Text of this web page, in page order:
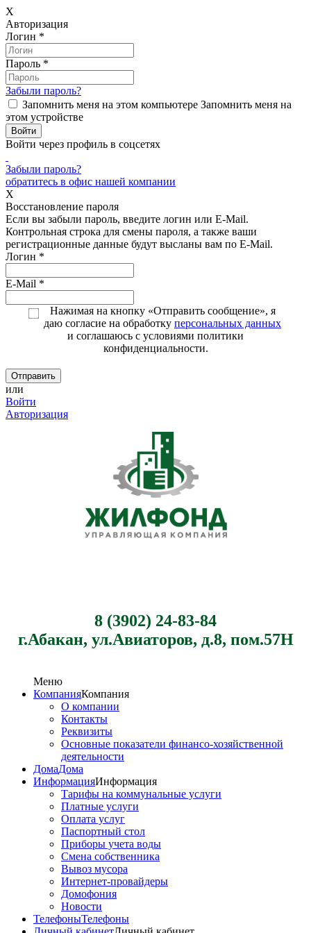
X
Авторизация
Логин *
Пароль *
Забыли пароль?
Запомнить меня на этом компьютере Запомнить меня на
этом устройстве
Войти через профиль в соцсетях
Забыли пароль?
обратитесь в офис нашей компании
X
Восстановление пароля
Если вы забыли пароль, введите логин или E-Mail.
Контрольная строка для смены пароля, а также ваши
регистрационные данные будут высланы вам по E-Mail.
Логин *
E-Mail *
Нажимая на кнопку «Отправить сообщение», я
даю согласие на обработку персональных данных
и соглашаюсь c условиями политики
конфиденциальности.
или
Войти
Авторизация
8 (3902) 24-83-84
г.Абакан, ул.Авиаторов, д.8, пом.57Н
Меню
КомпанияКомпания
О компании
Контакты
Реквизиты
Основные показатели финансо-хозяйственной
деятельности
ДомаДома
ИнформацияИнформация
Тарифы на коммунальные услуги
Платные услуги
Оплата услуг
Паспортный стол
Приборы учета воды
Смена собственника
Вывоз мусора
Интернет-провайдеры
Домофония
Новости
ТелефоныТелефоны